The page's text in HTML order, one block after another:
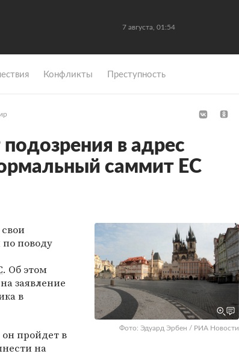
7 августа, 01:54
Конфликты Преступность
в адрес
саммит ЕС
Фото: Эдуард Эрбен / РИА Новости
по поводу
. Об этом
заявление
в
пройдет в
на